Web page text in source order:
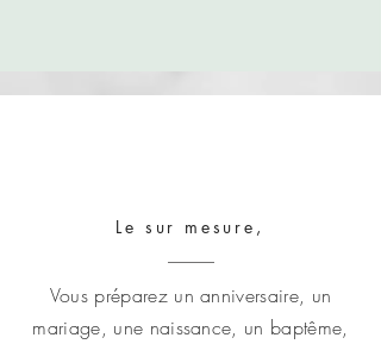
Le sur mesure,
Vous préparez un anniversaire, un
mariage, une naissance, un baptême,